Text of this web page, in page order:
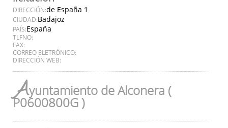
DIRECCIÓN:de España 1
CIUDAD:Badajoz
PAÍS:España
TLFNO:
FAX:
CORREO ELETRÓNICO:
DIRECCIÓN WEB:
Ayuntamiento de Alconera (
P0600800G )